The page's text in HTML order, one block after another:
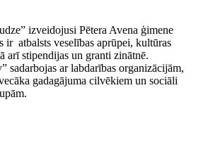
izveidojusi Pētera Avena ģimene
ir atbalsts veselības aprūpei, kultūras
arī stipendijas un granti zinātnē.
sadarbojas ar labdarības organizācijām,
gadagājuma cilvēkiem un sociāli